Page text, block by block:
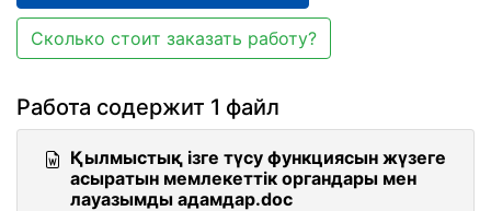
Сколько стоит заказать работу?
Работа содержит 1 файл
Қылмыстық ізге түсу функциясын жүзеге
асыратын мемлекеттік органдары мен
лауазымды адамдар.doc